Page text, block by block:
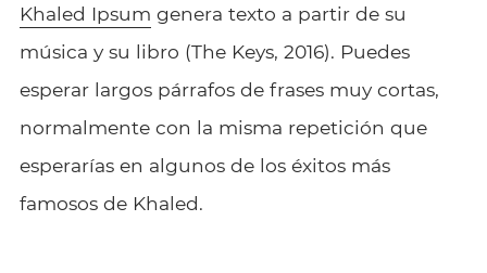
Khaled Ipsum genera texto a partir de su
música y su libro (The Keys, 2016). Puedes
esperar largos párrafos de frases muy cortas,
normalmente con la misma repetición que
esperarías en algunos de los éxitos más
famosos de Khaled.